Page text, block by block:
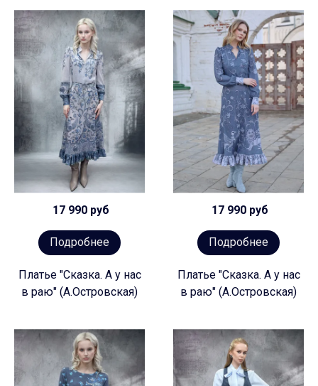
17 990 руб
Подробнее
Платье "Сказка. А у нас
в раю" (А.Островская)
17 990 руб
Подробнее
Платье "Сказка. А у нас
в раю" (А.Островская)